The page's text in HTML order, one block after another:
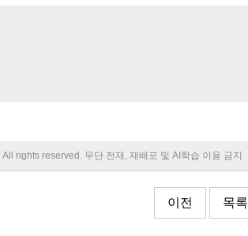
rights reserved. 무단 전재, 재배포 및 AI학습 이용 금지
이전 목록